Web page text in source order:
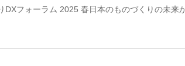
DXフォーラム 2025 春日本のものづくりの未来